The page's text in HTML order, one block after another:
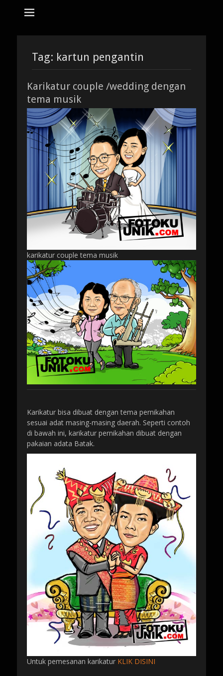
Tag: kartun pengantin
Karikatur couple /wedding dengan
tema musik
karikatur couple tema musik
Karikatur bisa dibuat dengan tema pernikahan
sesuai adat masing-masing daerah. Seperti contoh
di bawah ini, karikatur pernikahan dibuat dengan
pakaian adata Batak.
Untuk pemesanan karikatur KLIK DISINI